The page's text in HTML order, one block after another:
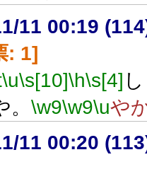
11 00:19
: 1]
\u\s[10]\h\s[4]
。 \w9\w9\uや
11 00:20